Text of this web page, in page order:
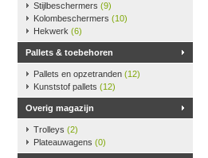
Stijlbeschermers (9)
Kolombeschermers (10)
Hekwerk (6)
Pallets & toebehoren
Pallets en opzetranden (12)
Kunststof pallets (12)
Overig magazijn
Trolleys (2)
Plateauwagens (0)